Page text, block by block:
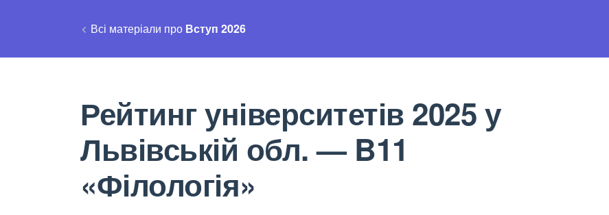
Всі матеріали про Вступ 2026
Рейтинг університетів 2025 у
Львівській обл. — B11
«Філологія»